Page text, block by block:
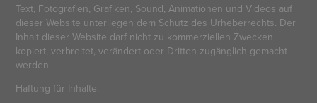
Text, Fotografien, Grafiken, Sound, Animationen und Videos auf
dieser Website unterliegen dem Schutz des Urheberrechts. Der
Inhalt dieser Website darf nicht zu kommerziellen Zwecken
kopiert, verbreitet, verändert oder Dritten zugänglich gemacht
werden.
Haftung für Inhalte: